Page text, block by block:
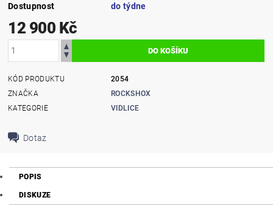
Dostupnost do týdne
12 900 Kč
KÓD PRODUKTU
2054
ZNAČKA
ROCKSHOX
KATEGORIE
VIDLICE
Dotaz
POPIS
DISKUZE